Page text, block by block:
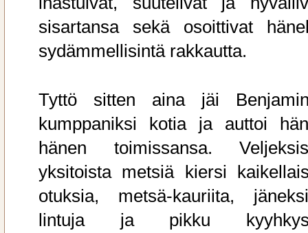
sisartansa sekä osoittivat
sydämmellisintä rakkautta.
Tyttö sitten aina jäi
kumppaniksi kotia ja auttoi
hänen toimissansa.
yksitoista metsiä kiersi
otuksia, metsä-kauriita,
lintuja ja pikku